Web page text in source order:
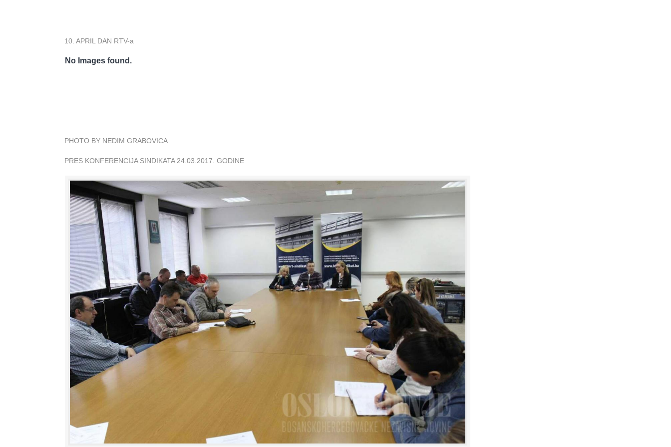
10. APRIL DAN RTV-a
No Images found.
PHOTO BY NEDIM GRABOVICA
PRES KONFERENCIJA SINDIKATA 24.03.2017. GODINE